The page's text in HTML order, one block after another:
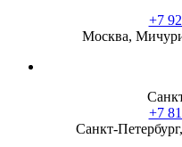
+7
Москва,
+7
Санкт-